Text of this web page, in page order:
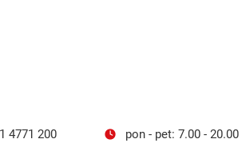
4771 200 pon - pet: 7.00 - 20.00